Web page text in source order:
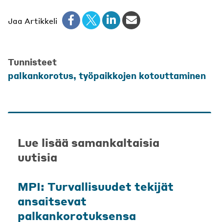
Jaa Artikkeli
Tunnisteet
palkankorotus, työpaikkojen kotouttaminen
Lue lisää samankaltaisia
uutisia
MPI: Turvallisuudet tekijät
ansaitsevat
palkankorotuksensa